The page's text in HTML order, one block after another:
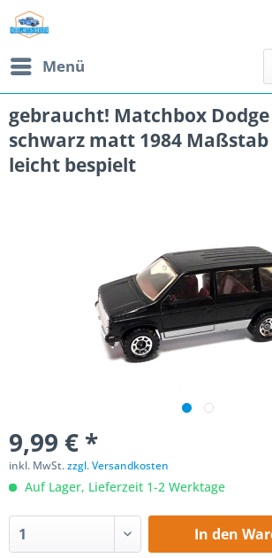
Menü
gebraucht! Matchbox
schwarz matt 1984 Maßstab
leicht bespielt
9,99 € *
inkl. MwSt.zzgl. Versandkosten
Auf Lager, Lieferzeit 1-2 Werktage
In den